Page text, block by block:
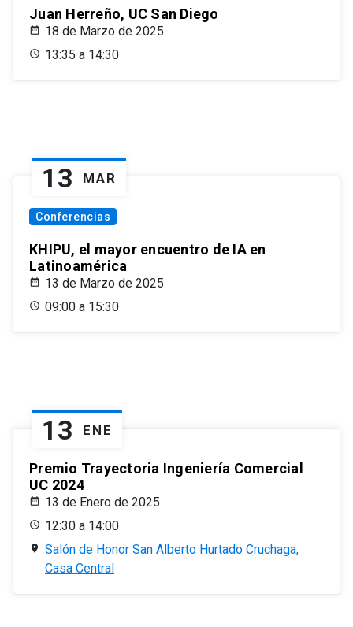
Juan Herreño, UC San Diego
18 de Marzo de 2025
13:35 a 14:30
13 MAR
Conferencias
KHIPU, el mayor encuentro de IA en
Latinoamérica
13 de Marzo de 2025
09:00 a 15:30
13 ENE
Premio Trayectoria Ingeniería Comercial
UC 2024
13 de Enero de 2025
12:30 a 14:00
Salón de Honor San Alberto Hurtado Cruchaga,
Casa Central